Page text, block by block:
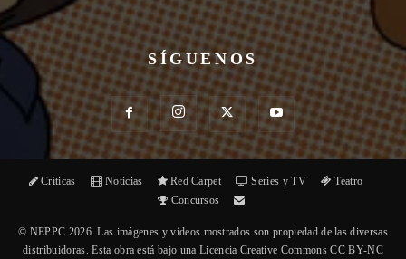
SÍGUENOS
Críticas Noticias Red Carpet Series y TV
Teatro
Concursos
© NEPPC 2026. Las imágenes y vídeos mostrados son propiedad de las diversas
distribuidoras. Esta obra está bajo una Licencia Creative Commons CC BY-NC